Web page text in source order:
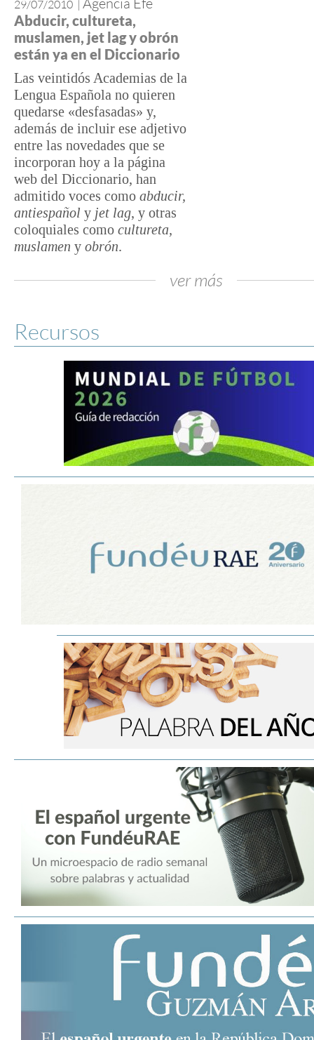
29/07/2010 |
Abducir, cultureta,
muslamen, jet lag y obrón
están ya en el Diccionario
Las veintidós Academias de la
Lengua Española no quieren
quedarse «desfasadas» y,
además de incluir ese adjetivo
entre las novedades que se
incorporan hoy a la página
web del Diccionario, han
admitido voces como abducir,
antiespañol y jet lag, y otras
coloquiales como cultureta,
muslamen y obrón.
ver más
Recursos